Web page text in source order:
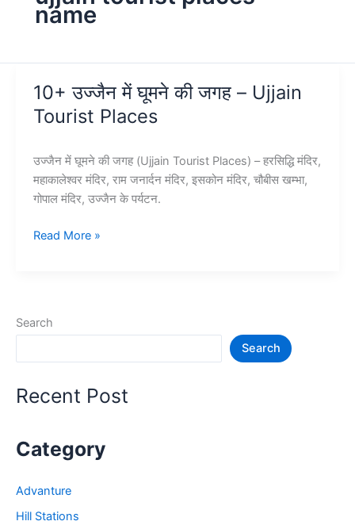
name
10+ उज्जैन में घूमने की जगह – Ujjain
Tourist Places
उज्जैन में घूमने की जगह (Ujjain Tourist Places) – हरसिद्धि मंदिर,
महाकालेश्वर मंदिर, राम जनार्दन मंदिर, इसकोन मंदिर, चौबीस खम्भा,
गोपाल मंदिर, उज्जैन के पर्यटन.
10+
जगह
Places
Read More »
Search
Search
Recent Post
Category
Advanture
Hill Stations